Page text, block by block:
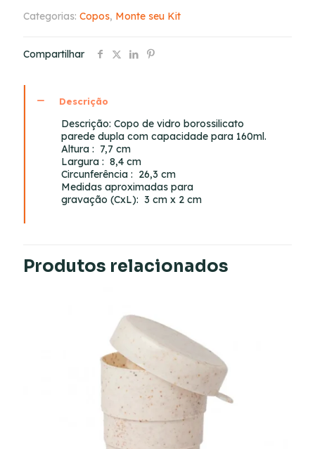
Categorias: Copos, Monte seu Kit
Compartilhar
Descrição
Descrição:Copo de vidro borossilicato
parede dupla com capacidade para 160ml.
Altura : 7,7 cm
Largura : 8,4 cm
Circunferência : 26,3 cm
Medidas aproximadas para
gravação (CxL): 3 cm x 2 cm
Produtos relacionados